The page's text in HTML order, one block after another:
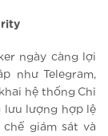
ngày càng lợi
như Telegram,
hệ thống Chỉ
lưu lượng hợp lệ
giám sát và